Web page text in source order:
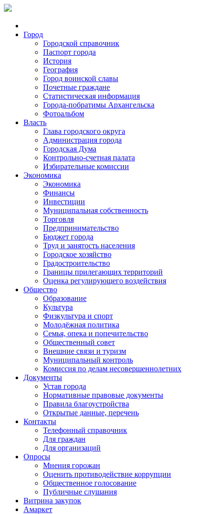
Город
Городской справочник
Паспорт города
История
География
Город воинской славы
Почетные граждане
Статистическая информация
Города-побратимы Архангельска
Фотоальбом
Власть
Глава городского округа
Администрация города
Городская Дума
Контрольно-счетная палата
Избирательные комиссии
Экономика
Экономика
Финансы
Инвестиции
Муниципальная собственность
Торговля
Предпринимательство
Бюджет города
Труд и занятость населения
Городское хозяйство
Градостроительство
Границы прилегающих территорий
Оценка регулирующего воздействия
Общество
Образование
Культура
Физкультура и спорт
Молодёжная политика
Семья, опека и попечительство
Общественный совет
Внешние связи и туризм
Муниципальный контроль
Комиссия по делам несовершеннолетних
Документы
Устав города
Нормативные правовые документы
Правила благоустройства
Открытые данные, перечень
Контакты
Телефонный справочник
Для граждан
Для организаций
Опросы
Мнения горожан
Оценить противодействие коррупции
Общественное голосование
Публичные слушания
Витрина закупок
Амаркет